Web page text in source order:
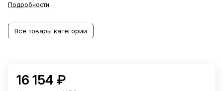
Подробности
Все товары категории
16 154 ₽